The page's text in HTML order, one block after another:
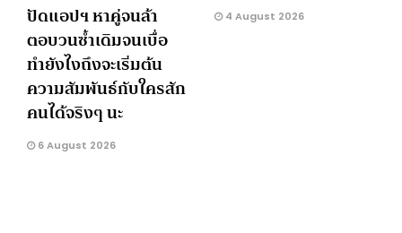
ปัดแอปฯ หาคู่จนล้า
ตอบวนซ้ำเดิมจนเบื่อ
ทำยังไงถึงจะเริ่มต้น
ความสัมพันธ์กับใครสัก
คนได้จริงๆ นะ
6 August 2026
4 August 2026